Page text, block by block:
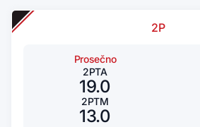
2P
Prosečno
2PTA
19.0
2PTM
13.0